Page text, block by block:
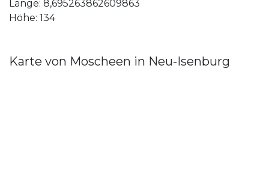
Länge: 8,695263862609863
Höhe: 134
Karte von Moscheen in Neu-Isenburg